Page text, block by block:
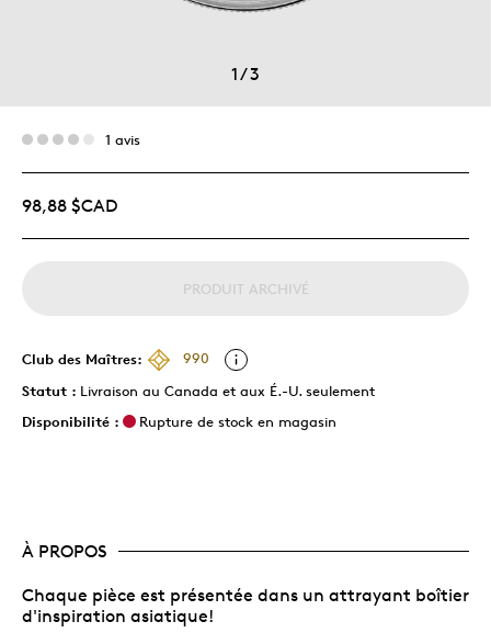
1/3
1 avis
98,88 $CAD
PRODUIT ARCHIVÉ
Club des Maîtres:
990
Statut : Livraison au Canada et aux É.-U. seulement
Disponibilité :
Rupture de stock en magasin
À PROPOS
Chaque pièce est présentée dans un attrayant boîtier
d'inspiration asiatique!